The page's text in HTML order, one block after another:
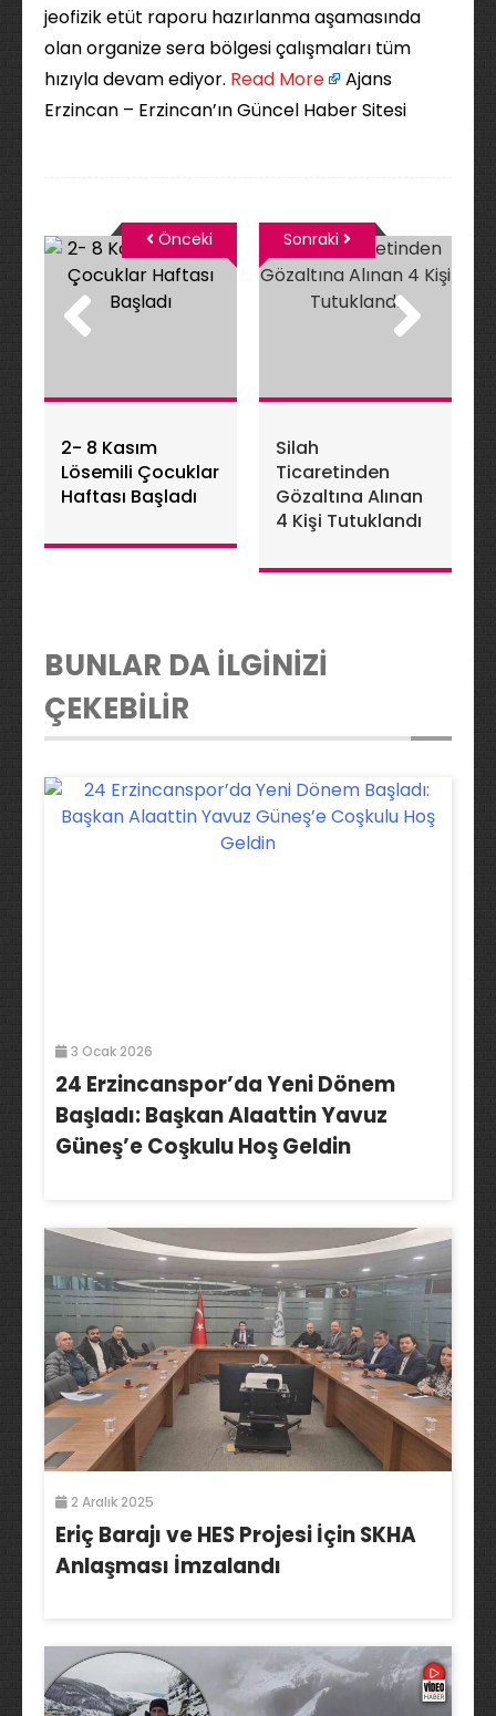
jeofizik etüt raporu hazırlanma aşamasında
olan organize sera bölgesi çalışmaları tüm
hızıyla devam ediyor. ​ Read More
Ajans
Erzincan – Erzincan’ın Güncel Haber Sitesi
2- 8 Kasım
Lösemili Çocuklar
Haftası Başladı
Önceki
Silah
Ticaretinden
Gözaltına Alınan
4 Kişi Tutuklandı
Sonraki
BUNLAR DA İLGİNİZİ
ÇEKEBİLİR
3 Ocak 2026
24 Erzincanspor’da Yeni Dönem
Başladı: Başkan Alaattin Yavuz
Güneş’e Coşkulu Hoş Geldin
2 Aralık 2025
Eriç Barajı ve HES Projesi İçin SKHA
Anlaşması İmzalandı